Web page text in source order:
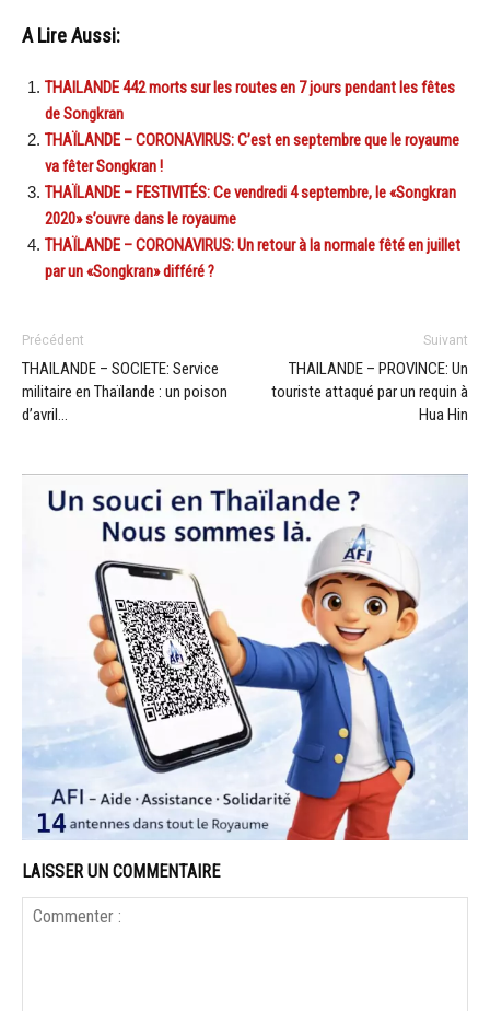
A Lire Aussi:
THAILANDE 442 morts sur les routes en 7 jours pendant les fêtes
de Songkran
THAÏLANDE – CORONAVIRUS: C’est en septembre que le royaume
va fêter Songkran !
THAÏLANDE – FESTIVITÉS: Ce vendredi 4 septembre, le «Songkran
2020» s’ouvre dans le royaume
THAÏLANDE – CORONAVIRUS: Un retour à la normale fêté en juillet
par un «Songkran» différé ?
Précédent
THAILANDE – SOCIETE: Service
militaire en Thaïlande : un poison
d’avril…
Suivant
THAILANDE – PROVINCE: Un
touriste attaqué par un requin à
Hua Hin
LAISSER UN COMMENTAIRE